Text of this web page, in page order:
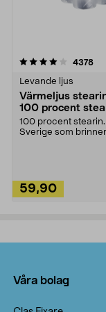
4378
Levande ljus
Värmeljus
100 procent
100 procent stearin.
Sverige som
59,90
4.5av 5
Våra bolag